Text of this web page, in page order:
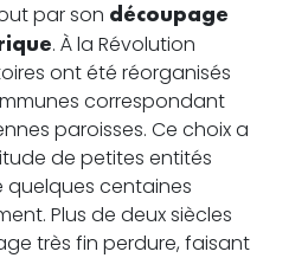
par son découpage
. À la Révolution
ont été réorganisés
correspondant
paroisses. Ce choix a
de petites entités
quelques centaines
Plus de deux siècles
très fin perdure, faisant